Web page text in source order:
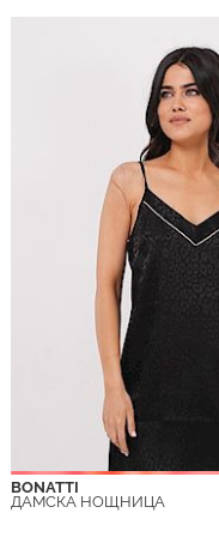
BONATTI
ДАМСКА НОЩНИЦА